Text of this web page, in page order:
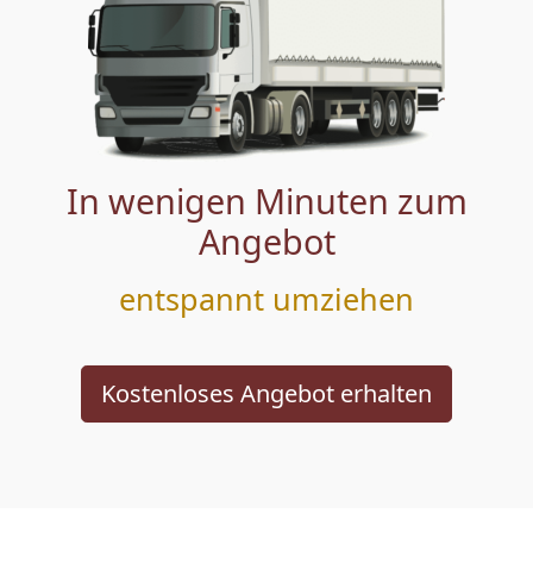
In wenigen Minuten zum
Angebot
entspannt umziehen
Kostenloses Angebot erhalten